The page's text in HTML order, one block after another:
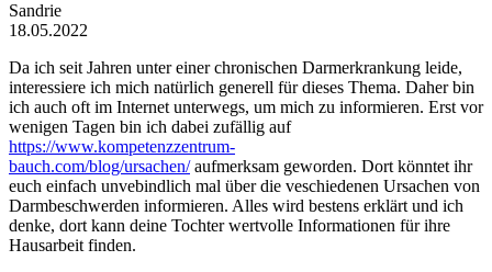
Sandrie
18.05.2022
Da ich seit Jahren unter einer chronischen Darmerkrankung leide,
interessiere ich mich natürlich generell für dieses Thema. Daher bin
ich auch oft im Internet unterwegs, um mich zu informieren. Erst vor
wenigen Tagen bin ich dabei zufällig auf
https://www.kompetenzzentrum-
bauch.com/blog/ursachen/aufmerksam geworden. Dort könntet ihr
euch einfach unvebindlich mal über die veschiedenen Ursachen von
Darmbeschwerden informieren. Alles wird bestens erklärt und ich
denke, dort kann deine Tochter wertvolle Informationen für ihre
Hausarbeit finden.